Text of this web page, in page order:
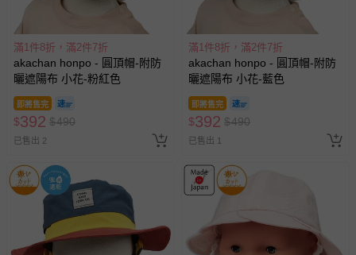
滿1件8折，滿2件7折
akachan honpo - 圓頂帽-附防
曬遮陽布 小花-粉紅色
即將售完
$392 $490
已售出 2
滿1件8折，滿2件7折
akachan honpo - 圓頂帽-附防
曬遮陽布 小花-藍色
即將售完
$392 $490
已售出 1